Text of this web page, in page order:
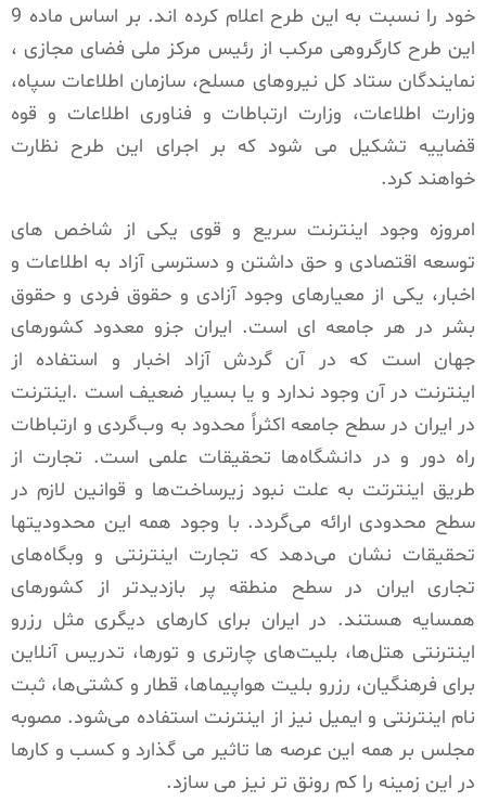
خود را نسبت به این طرح اعلام کرده اند. بر اساس ماده 9
این طرح کارگروهی مرکب از رئیس مرکز ملی فضای مجازی ،
نمایندگان ستاد کل نیروهای مسلح، سازمان اطلاعات سپاه،
وزارت اطلاعات، وزارت ارتباطات و فناوری اطلاعات و قوه
قضاییه تشکیل می شود که بر اجرای این طرح نظارت
خواهند کرد.
امروزه وجود اینترنت سریع و قوی یکی از شاخص های
توسعه اقتصادی و حق داشتن و دسترسی آزاد به اطلاعات و
اخبار، یکی از معیارهای وجود آزادی و حقوق فردی و حقوق
بشر در هر جامعه ای است. ایران جزو معدود کشورهای
جهان است که در آن گردش آزاد اخبار و استفاده از
اینترنت در آن وجود ندارد و یا بسیار ضعیف است .اینترنت
در ایران در سطح جامعه اکثراً محدود به وب‌گردی و ارتباطات
راه ‌دور و در دانشگاه‌ها تحقیقات علمی است. تجارت از
طریق اینترتت به علت نبود زیرساخت‌ها و قوانین لازم در
سطح محدودی ارائه می‌گردد. با وجود همه این محدودیتها
تحقیقات نشان می‌دهد که تجارت اینترنتی و وبگاه‌های
تجاری ایران در سطح منطقه پر بازدیدتر از کشورهای
همسایه هستند. در ایران برای کارهای دیگری مثل رزرو
اینترنتی هتل‌ها، بلیت‌های چارتری و تورها، تدریس آنلاین
برای فرهنگیان، رزرو بلیت هواپیماها، قطار و کشتی‌ها، ثبت
نام اینترنتی و ایمیل نیز از اینترنت استفاده می‌شود. مصوبه
مجلس بر همه این عرصه ها تاثیر می گذارد و کسب و کارها
در این زمینه را کم رونق تر نیز می سازد.